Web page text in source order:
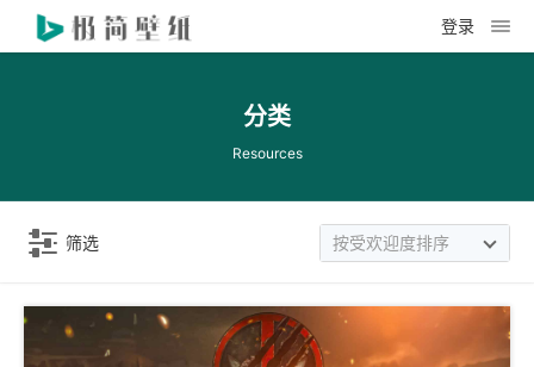
登录
分类
Resources
筛选 按受欢迎度排序